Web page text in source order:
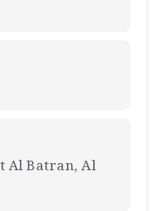
Al Batran, Al